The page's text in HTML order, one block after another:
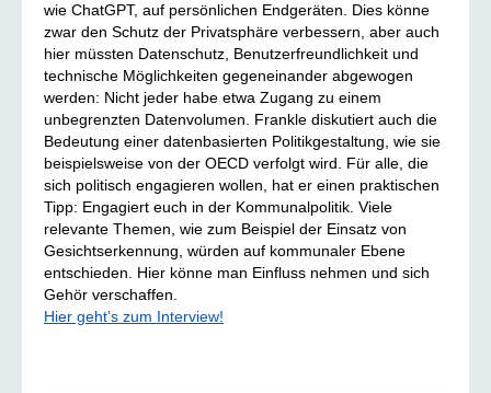
wie ChatGPT, auf persönlichen Endgeräten. Dies könne
zwar den Schutz der Privatsphäre verbessern, aber auch
hier müssten Datenschutz, Benutzerfreundlichkeit und
technische Möglichkeiten gegeneinander abgewogen
werden: Nicht jeder habe etwa Zugang zu einem
unbegrenzten Datenvolumen. Frankle diskutiert auch die
Bedeutung einer datenbasierten Politikgestaltung, wie sie
beispielsweise von der OECD verfolgt wird. Für alle, die
sich politisch engagieren wollen, hat er einen praktischen
Tipp: Engagiert euch in der Kommunalpolitik. Viele
relevante Themen, wie zum Beispiel der Einsatz von
Gesichtserkennung, würden auf kommunaler Ebene
entschieden. Hier könne man Einfluss nehmen und sich
Gehör verschaffen.
Hier geht’s zum Interview!